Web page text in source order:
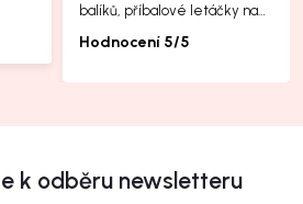
balíků, příbalové letáčky na
Hodnocení 5/5
k odběru newsletteru